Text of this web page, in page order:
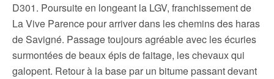
D301. Poursuite en longeant la LGV, franchissement de
La Vive Parence pour arriver dans les chemins des haras
de Savigné. Passage toujours agréable avec les écuries
surmontées de beaux épis de faitage, les chevaux qui
galopent. Retour à la base par un bitume passant devant